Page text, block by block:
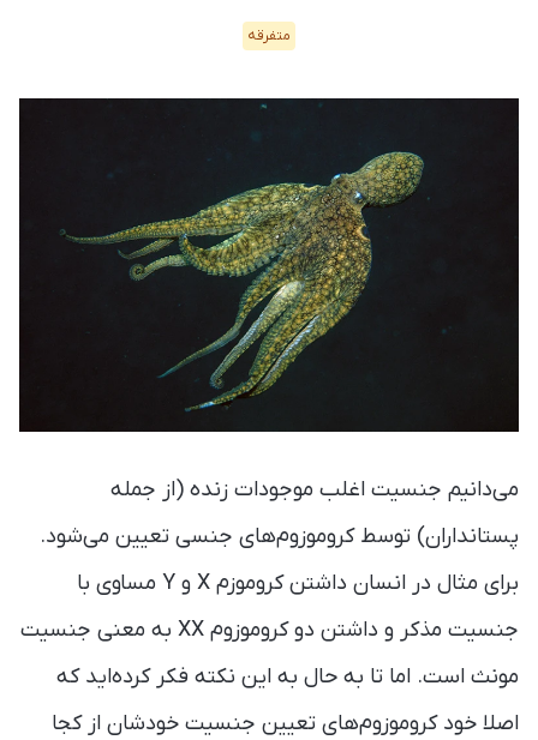
متفرقه
می‌دانیم جنسیت اغلب موجودات زنده (از جمله
پستانداران) توسط کروموزوم‌های جنسی تعیین می‌شود.
برای مثال در انسان داشتن کروموزم X و Y مساوی با
جنسیت مذکر و داشتن دو کروموزوم XX به معنی جنسیت
مونث است. اما تا به حال به این نکته فکر کرده‌اید که
اصلا خود کروموزوم‌های تعیین جنسیت خودشان از کجا